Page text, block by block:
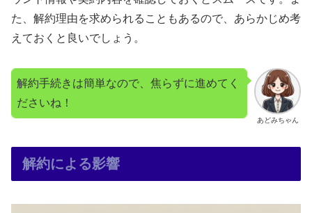
た、解約理由を求められることもあるので、あらかじめ考
えておくと良いでしょう。
あどみちゃん
解約手続きは簡単なので、焦らずに進めてく
ださいね！
解約による影響